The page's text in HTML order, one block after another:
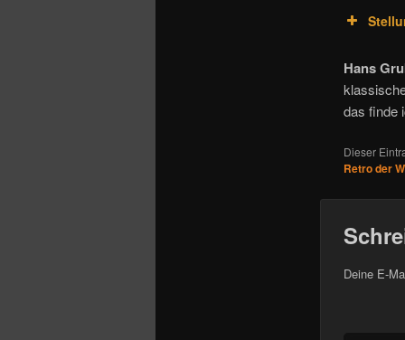
Hans
das finde
Dieser
Retro der
Deine E-